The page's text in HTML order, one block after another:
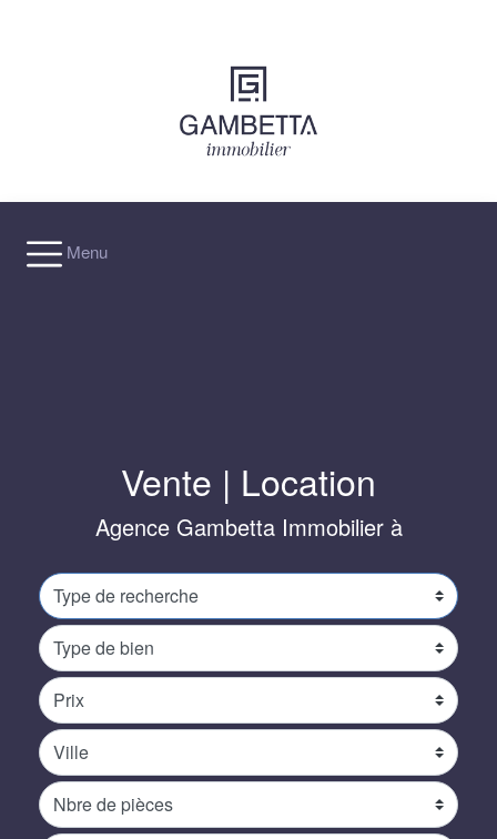
Menu
Vente | Location
Agence Gambetta Immobilier à Toulo